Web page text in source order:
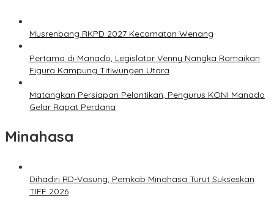
Musrenbang RKPD 2027 Kecamatan Wenang
Pertama di Manado, Legislator Venny Nangka Ramaikan
Figura Kampung Titiwungen Utara
Matangkan Persiapan Pelantikan, Pengurus KONI Manado
Gelar Rapat Perdana
Minahasa
Dihadiri RD-Vasung, Pemkab Minahasa Turut Sukseskan
TIFF 2026